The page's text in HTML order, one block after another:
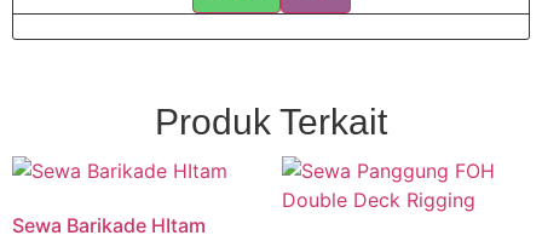
Produk Terkait
Sewa Barikade HItam